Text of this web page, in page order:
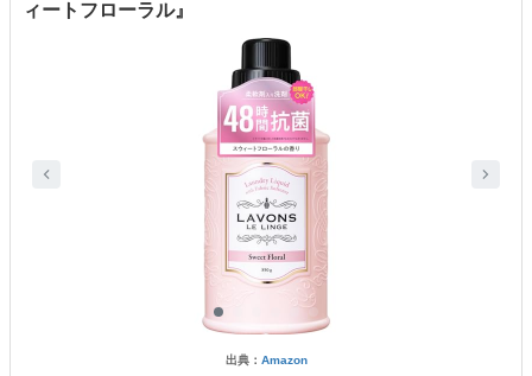
ィートフローラル』
出典： Amazon